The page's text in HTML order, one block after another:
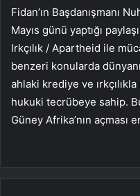
Fidan’ın Başdanışmanı
Mayıs günü yaptığı
Irkçılık / Apartheid ile
benzeri konularda
ahlaki krediye ve
hukuki tecrübeye sahip.
Güney Afrika’nın açması